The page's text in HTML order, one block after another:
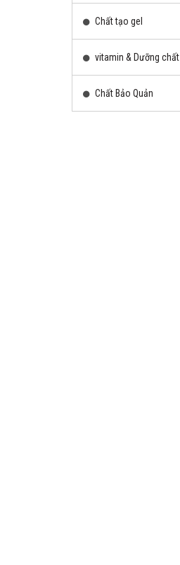
Chất tạo gel
vitamin & Dưỡng chất
Chất Bảo Quản